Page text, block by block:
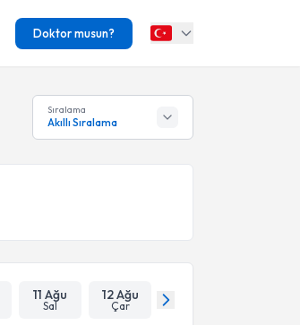
Doktor musun?
Sıralama
Akıllı Sıralama
11 Ağu
Sal
12 Ağu
Çar